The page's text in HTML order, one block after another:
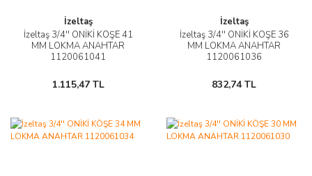
İzeltaş
İzeltaş 3/4'' ONİKİ KÖŞE 41
MM LOKMA ANAHTAR
1120061041
1.115,47 TL
İzeltaş
İzeltaş 3/4'' ONİKİ KÖŞE 36
MM LOKMA ANAHTAR
1120061036
832,74 TL